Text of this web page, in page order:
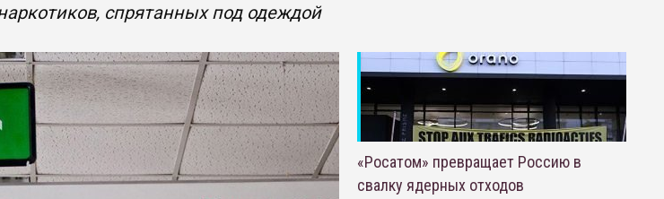
спрятанных под одеждой
«Росатом» превращает Россию в
свалку ядерных отходов